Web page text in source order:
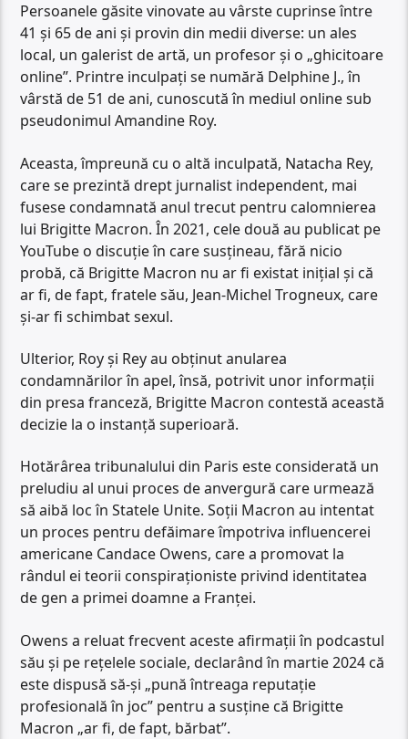
Persoanele găsite vinovate au vârste cuprinse între
41 și 65 de ani și provin din medii diverse: un ales
local, un galerist de artă, un profesor și o „ghicitoare
online”. Printre inculpați se numără Delphine J., în
vârstă de 51 de ani, cunoscută în mediul online sub
pseudonimul Amandine Roy.
Aceasta, împreună cu o altă inculpată, Natacha Rey,
care se prezintă drept jurnalist independent, mai
fusese condamnată anul trecut pentru calomnierea
lui Brigitte Macron. În 2021, cele două au publicat pe
YouTube o discuție în care susțineau, fără nicio
probă, că Brigitte Macron nu ar fi existat inițial și că
ar fi, de fapt, fratele său, Jean-Michel Trogneux, care
și-ar fi schimbat sexul.
Ulterior, Roy și Rey au obținut anularea
condamnărilor în apel, însă, potrivit unor informații
din presa franceză, Brigitte Macron contestă această
decizie la o instanță superioară.
Hotărârea tribunalului din Paris este considerată un
preludiu al unui proces de anvergură care urmează
să aibă loc în Statele Unite. Soții Macron au intentat
un proces pentru defăimare împotriva influencerei
americane Candace Owens, care a promovat la
rândul ei teorii conspiraționiste privind identitatea
de gen a primei doamne a Franței.
Owens a reluat frecvent aceste afirmații în podcastul
său și pe rețelele sociale, declarând în martie 2024 că
este dispusă să-și „pună întreaga reputație
profesională în joc” pentru a susține că Brigitte
Macron „ar fi, de fapt, bărbat”.